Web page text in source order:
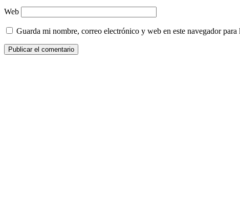
Web
Guarda mi nombre, correo electrónico y web en este navegador